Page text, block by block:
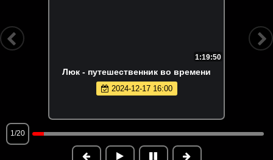
1:19:50
Люк - путешественник во времени
2024-12-17 16:00
1/20